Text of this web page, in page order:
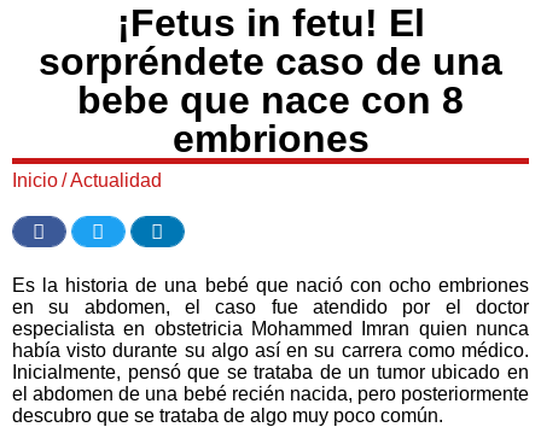
¡Fetus in fetu! El
sorpréndete caso de una
bebe que nace con 8
embriones
Inicio/Actualidad
Es la historia de una bebé que nació con ocho embriones
en su abdomen, el caso fue atendido por el doctor
especialista en obstetricia Mohammed Imran quien nunca
había visto durante su algo así en su carrera como médico.
Inicialmente, pensó que se trataba de un tumor ubicado en
el abdomen de una bebé recién nacida, pero posteriormente
descubro que se trataba de algo muy poco común.